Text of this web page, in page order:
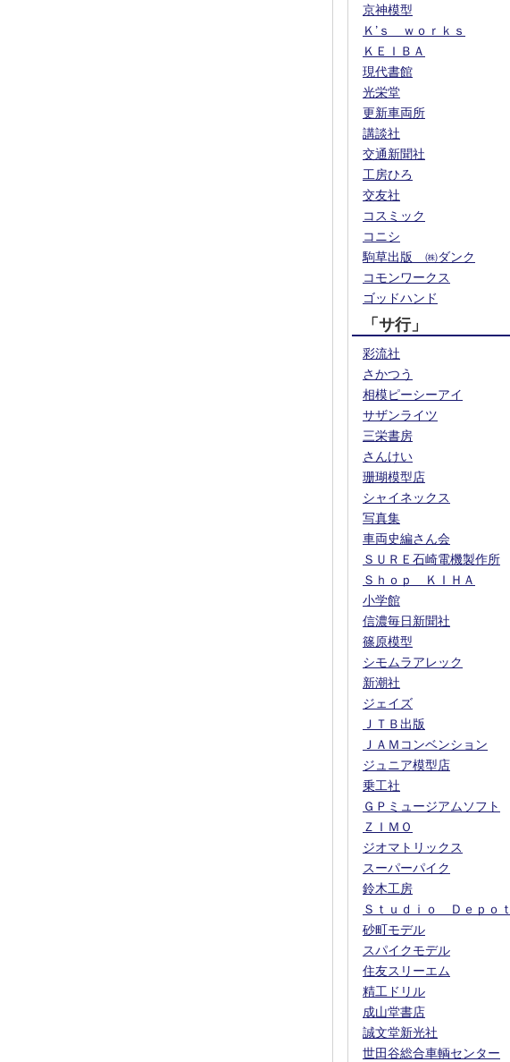
京神模型
Ｋ’ｓ ｗｏｒｋｓ
ＫＥＩＢＡ
現代書館
光栄堂
更新車両所
講談社
交通新聞社
工房ひろ
交友社
コスミック
コニシ
駒草出版 ㈱ダンク
コモンワークス
ゴッドハンド
「サ行」
彩流社
さかつう
相模ピーシーアイ
サザンライツ
三栄書房
さんけい
珊瑚模型店
シャイネックス
写真集
車両史編さん会
ＳＵＲＥ石崎電機製作所
Ｓｈｏｐ ＫＩＨＡ
小学館
信濃毎日新聞社
篠原模型
シモムラアレック
新潮社
ジェイズ
ＪＴＢ出版
ＪＡＭコンベンション
ジュニア模型店
乗工社
ＧＰミュージアムソフト
ＺＩＭＯ
ジオマトリックス
スーパーパイク
鈴木工房
Ｓｔｕｄｉｏ Ｄｅｐｏｔ
砂町モデル
スパイクモデル
住友スリーエム
精工ドリル
成山堂書店
誠文堂新光社
世田谷総合車輌センター